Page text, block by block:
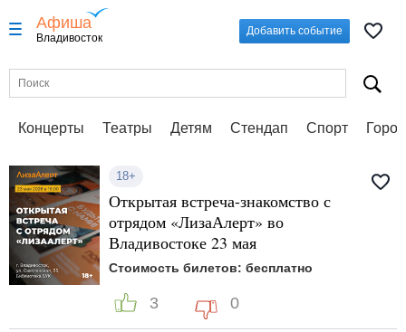
Афиша
Владивосток
Добавить событие
Концерты Театры Детям Стендап Спорт
18+
Открытая встреча-знакомство с
отрядом «ЛизаАлерт» во
Владивостоке 23 мая
Стоимость билетов: бесплатно
3 0